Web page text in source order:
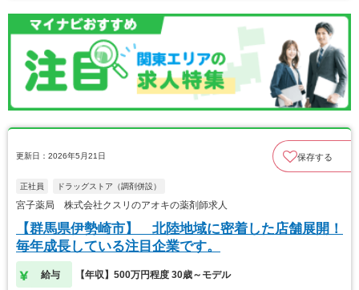
更新日：2026年5月21日 保存する
正社員 ドラッグストア（調剤併設）
宮子薬局 株式会社クスリのアオキの薬剤師求人
【群馬県伊勢崎市】 北陸地域に密着した店舗展開！
毎年成長している注目企業です。
給与 【年収】500万円程度 30歳～モデル